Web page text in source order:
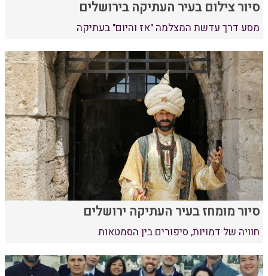
סיור צילום בעיר העתיקה בירושלים
מסע דרך עדשת המצלמה "אז והיום" בעתיקה
סיור מומחז בעיר העתיקה ירושלים
חוויה של דמויות, סיפורים בין הסמטאות